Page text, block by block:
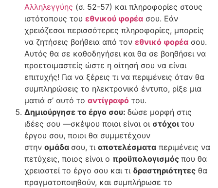
Αλληλεγγύης (σ. 52-57) και πληροφορίες στους
ιστότοπους του εθνικού φορέα σου. Εάν
χρειάζεσαι περισσότερες πληροφορίες, μπορείς
να ζητήσεις βοήθεια από τον εθνικό φορέα σου.
Αυτός θα σε καθοδηγήσει και θα σε βοηθήσει να
προετοιμαστείς ώστε η αίτησή σου να είναι
επιτυχής! Για να ξέρεις τι να περιμένεις όταν θα
συμπληρώσεις το ηλεκτρονικό έντυπο, ρίξε μια
ματιά σ’ αυτό το αντίγραφό του.
Δημιούργησε το έργο σου: δώσε μορφή στις
ιδέες σου —σκέψου ποιοι είναι οι στόχοι του
έργου σου, ποιοι θα συμμετέχουν
στην ομάδα σου, τι αποτελέσματα περιμένεις να
πετύχεις, ποιος είναι ο προϋπολογισμός που θα
χρειαστεί το έργο σου και τι δραστηριότητες θα
πραγματοποιηθούν, και συμπλήρωσε το